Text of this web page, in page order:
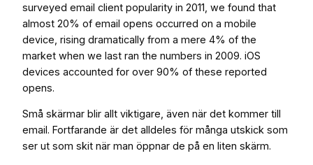
surveyed email client popularity in 2011, we found that
almost 20% of email opens occurred on a mobile
device, rising dramatically from a mere 4% of the
market when we last ran the numbers in 2009. iOS
devices accounted for over 90% of these reported
opens.
Små skärmar blir allt viktigare, även när det kommer till
email. Fortfarande är det alldeles för många utskick som
ser ut som skit när man öppnar de på en liten skärm.